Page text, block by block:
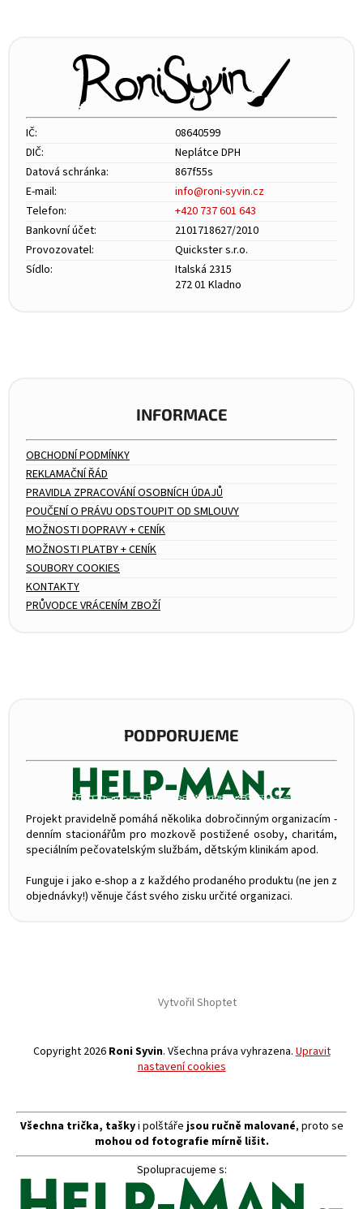
IČ:
08640599
DIČ:
Neplátce DPH
Datová schránka:
867f55s
E-mail:
info@roni-syvin.cz
Telefon:
+420 737 601 643
Bankovní účet:
2101718627/2010
Provozovatel:
Quickster s.r.o.
Sídlo:
Italská 2315
272 01 Kladno
INFORMACE
OBCHODNÍ PODMÍNKY
REKLAMAČNÍ ŘÁD
PRAVIDLA ZPRACOVÁNÍ OSOBNÍCH ÚDAJŮ
POUČENÍ O PRÁVU ODSTOUPIT OD SMLOUVY
MOŽNOSTI DOPRAVY + CENÍK
MOŽNOSTI PLATBY + CENÍK
SOUBORY COOKIES
KONTAKTY
PRŮVODCE VRÁCENÍM ZBOŽÍ
PODPORUJEME
Projekt pravidelně pomáhá několika dobročinným organizacím -
denním stacionářům pro mozkově postižené osoby, charitám,
speciálním pečovatelským službám, dětským klinikám apod.
Funguje i jako e-shop a z každého prodaného produktu (ne jen z
objednávky!) věnuje část svého zisku určité organizaci.
Vytvořil Shoptet
Copyright 2026 Roni Syvin. Všechna práva vyhrazena. Upravit
nastavení cookies
Všechna trička, taškyi polštáře jsou ručně malované, proto se
mohou od fotografie mírně lišit.
Spolupracujeme s: